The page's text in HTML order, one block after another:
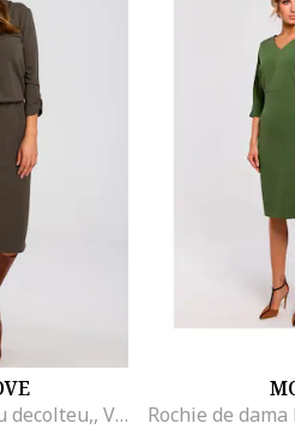
Rochie tricotata cu decolteu,, Verde